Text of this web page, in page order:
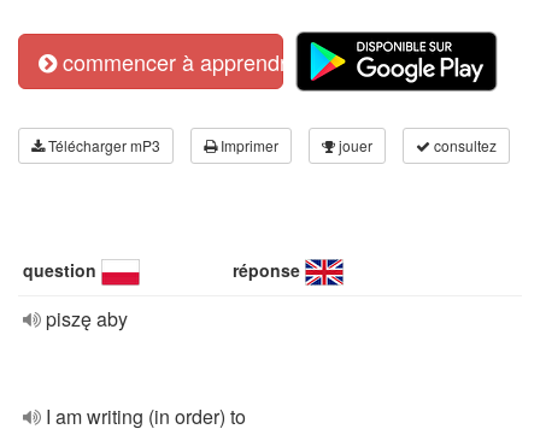
commencer à apprendre
Télécharger mP3 Imprimer jouer consultez
question réponse
piszę aby
I am writing (in order) to